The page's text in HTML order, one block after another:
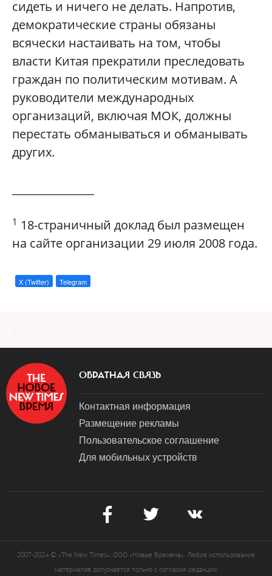
сидеть и ничего не делать. Напротив,
демократические страны обязаны
всячески настаивать на том, чтобы
власти Китая прекратили преследовать
граждан по политическим мотивам. А
руководители международных
организаций, включая МОК, должны
перестать обманываться и обманывать
других.
1 18-страничный доклад был размещен
на сайте организации 29 июля 2008 года.
X (Twitter) Telegram
ОБРАТНАЯ СВЯЗЬ
Контактная информация
Размещение рекламы
Пользовательское соглашение
Для мобильных устройств
2007-2024 © «The New Times». ООО «Новые Времена». Любое использование
материалов допускается только с согласия редакции.